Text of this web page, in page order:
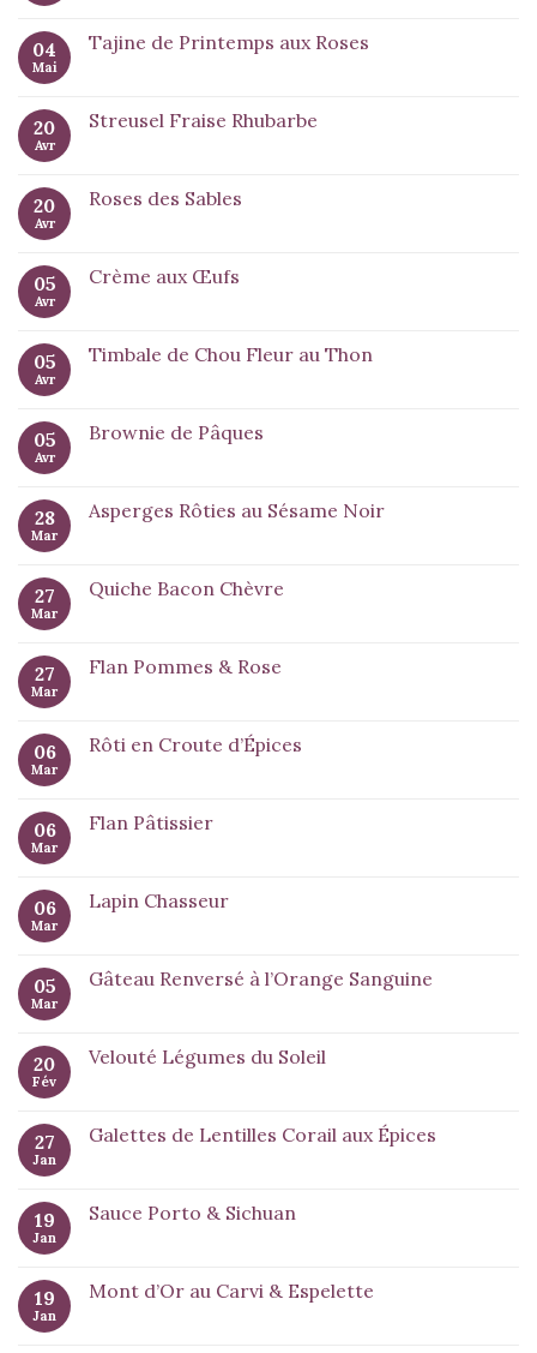
04
Mai
Tajine de Printemps aux Roses
20
Avr
Streusel Fraise Rhubarbe
20
Avr
Roses des Sables
05
Avr
Crème aux Œufs
05
Avr
Timbale de Chou Fleur au Thon
05
Avr
Brownie de Pâques
28
Mar
Asperges Rôties au Sésame Noir
27
Mar
Quiche Bacon Chèvre
27
Mar
Flan Pommes & Rose
06
Mar
Rôti en Croute d’Épices
06
Mar
Flan Pâtissier
06
Mar
Lapin Chasseur
05
Mar
Gâteau Renversé à l’Orange Sanguine
20
Fév
Velouté Légumes du Soleil
27
Jan
Galettes de Lentilles Corail aux Épices
19
Jan
Sauce Porto & Sichuan
19
Jan
Mont d’Or au Carvi & Espelette